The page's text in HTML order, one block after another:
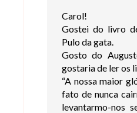
Carol!
Gostei do livro
Pulo da gata.
Gosto do
gostaria de ler os
“A nossa maior
fato de nunca
levantarmo-nos